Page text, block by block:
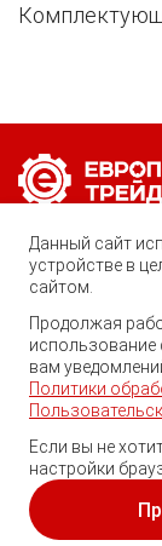
Позвоните нам
8 (800)
Ростов-на-Дону,
trade@ep-group.ru
©
Данный сайт
устройстве в
сайтом.
Продолжая
вам
Политики
Если вы не
настройки